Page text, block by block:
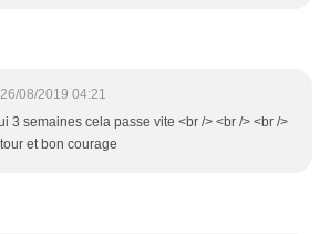
26/08/2019 04:21
3 semaines cela passe vite <br /> <br /> <br />
et bon courage